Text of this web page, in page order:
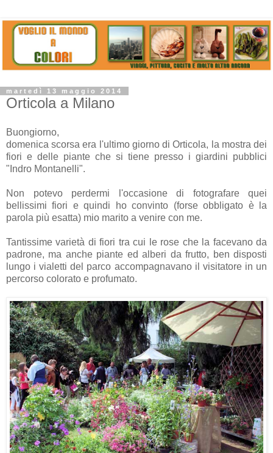
martedì 13 maggio 2014
Orticola a Milano
Buongiorno,
domenica scorsa era l'ultimo giorno di Orticola, la mostra dei
fiori e delle piante che si tiene presso i giardini pubblici
"Indro Montanelli".
Non potevo perdermi l'occasione di fotografare quei
bellissimi fiori e quindi ho convinto (forse obbligato è la
parola più esatta) mio marito a venire con me.
Tantissime varietà di fiori tra cui le rose che la facevano da
padrone, ma anche piante ed alberi da frutto, ben disposti
lungo i vialetti del parco accompagnavano il visitatore in un
percorso colorato e profumato.